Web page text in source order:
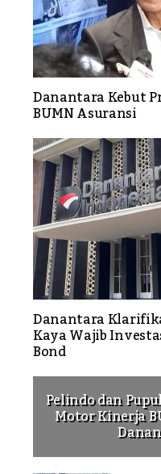
Danantara Kebut
BUMN Asuransi
Danantara
Kaya Wajib
Bond
Pelindo dan
Motor Kinerja